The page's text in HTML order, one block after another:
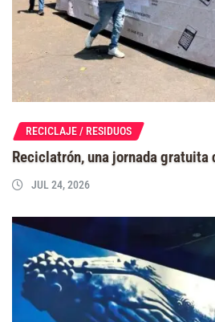
RECICLAJE / RESIDUOS
Reciclatrón, una jornada gratuita
JUL 24, 2026